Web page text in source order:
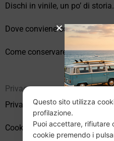
Dischi in vinile, un po’ di storia.
Dove conviene comprare vinili
Come conservare
Privacy
Privacy Policy
Cookie Policy (UE)
Questo sito utilizza
profilazione.
Puoi accettare, rifiutare
cookie premendo i